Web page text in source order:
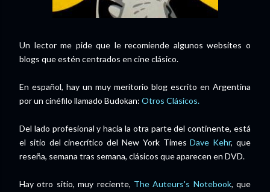
Un lector me pide que le recomiende algunos websites o
blogs que estén centrados en cine clásico.
En español, hay un muy meritorio blog escrito en Argentina
por un cinéfilo llamado Budokan: Otros Clásicos.
Del lado profesional y hacia la otra parte del continente, está
el sitio del cinecrítico del New York TimesDave Kehr, que
reseña, semana tras semana, clásicos que aparecen en DVD.
Hay otro sitio, muy reciente, The Auteurs's Notebook, que